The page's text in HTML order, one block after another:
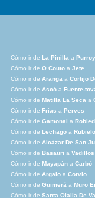
Cómo ir de La Pinilla a Purroy
Cómo ir de O Couto a Jete
Cómo ir de Aranga a Cortijo
Cómo ir de Ascó a Fuente-
Cómo ir de Matilla La Seca a
Cómo ir de Frías a Perves
Cómo ir de Gamonal a
Cómo ir de Lechago a
Cómo ir de Alcázar De San
Cómo ir de Basauri a Vadillos
Cómo ir de Mayapán a Carbó
Cómo ir de Argalo a Corvio
Cómo ir de Guimerá a Muro
Cómo ir de Santa Olalla De